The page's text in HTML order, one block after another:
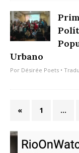
Urbano
Por Désirée Poets •
« 1 …